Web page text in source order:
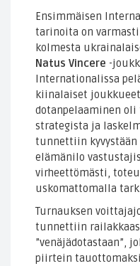
Ensimmäisen
tarinoita on
kolmesta
Natus Vincere -
Internationalissa
kiinalaiset
dotanpelaaminen
strategista ja
tunnettiin
elämänilo
virheettömästi,
uskomattomalla
Turnauksen
tunnettiin
”venäjädotastaan”,
piirtein